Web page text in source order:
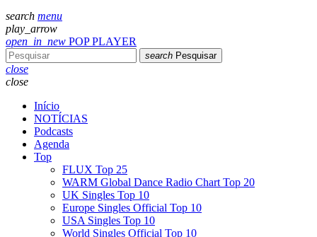
search menu
play_arrow
open_in_new POP PLAYER
search Pesquisar
close
close
Início
NOTÍCIAS
Podcasts
Agenda
Top
FLUX Top 25
WARM Global Dance Radio Chart Top 20
UK Singles Top 10
Europe Singles Official Top 10
USA Singles Top 10
World Singles Official Top 10